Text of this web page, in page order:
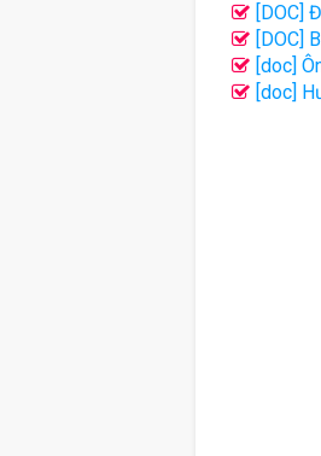
[DOC]
Thanh Ly
[DOC]
[doc]
[doc]